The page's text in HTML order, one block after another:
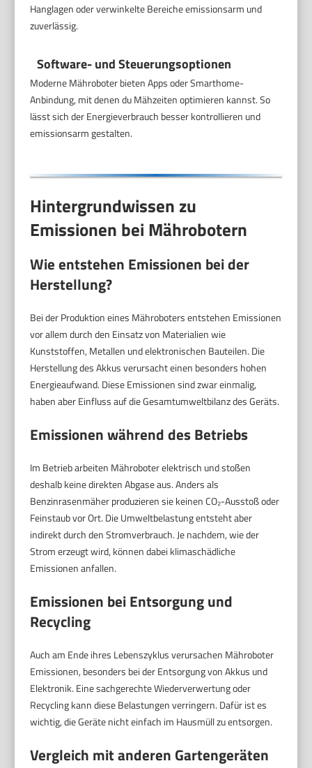
Hanglagen oder verwinkelte Bereiche emissionsarm und
zuverlässig.
Software- und Steuerungsoptionen
Moderne Mähroboter bieten Apps oder Smarthome-
Anbindung, mit denen du Mähzeiten optimieren kannst. So
lässt sich der Energieverbrauch besser kontrollieren und
emissionsarm gestalten.
Hintergrundwissen zu
Emissionen bei Mährobotern
Wie entstehen Emissionen bei der
Herstellung?
Bei der Produktion eines Mähroboters entstehen Emissionen
vor allem durch den Einsatz von Materialien wie
Kunststoffen, Metallen und elektronischen Bauteilen. Die
Herstellung des Akkus verursacht einen besonders hohen
Energieaufwand. Diese Emissionen sind zwar einmalig,
haben aber Einfluss auf die Gesamtumweltbilanz des Geräts.
Emissionen während des Betriebs
Im Betrieb arbeiten Mähroboter elektrisch und stoßen
deshalb keine direkten Abgase aus. Anders als
Benzinrasenmäher produzieren sie keinen CO₂-Ausstoß oder
Feinstaub vor Ort. Die Umweltbelastung entsteht aber
indirekt durch den Stromverbrauch. Je nachdem, wie der
Strom erzeugt wird, können dabei klimaschädliche
Emissionen anfallen.
Emissionen bei Entsorgung und
Recycling
Auch am Ende ihres Lebenszyklus verursachen Mähroboter
Emissionen, besonders bei der Entsorgung von Akkus und
Elektronik. Eine sachgerechte Wiederverwertung oder
Recycling kann diese Belastungen verringern. Dafür ist es
wichtig, die Geräte nicht einfach im Hausmüll zu entsorgen.
Vergleich mit anderen Gartengeräten